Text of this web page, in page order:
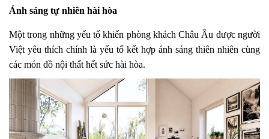
Ánh sáng tự nhiên hài hòa
Một trong những yếu tố khiến phòng khách Châu Âu được người
Việt yêu thích chính là yếu tố kết hợp ánh sáng thiên nhiên cùng
các món đồ nội thất hết sức hài hòa.